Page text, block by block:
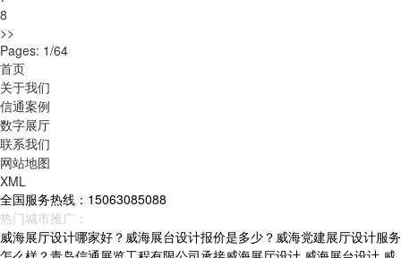
8
>>
Pages: 1/64
首页
关于我们
信通案例
数字展厅
联系我们
网站地图
XML
全国服务热线：15063085088
热门城市推广：
威海展厅设计哪家好？威海展台设计报价是多少？威海党建展厅设计服务